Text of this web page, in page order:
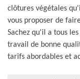
clôtures végétales
vous proposer de
Sachez qu'il a tous
travail de bonne
tarifs abordables et